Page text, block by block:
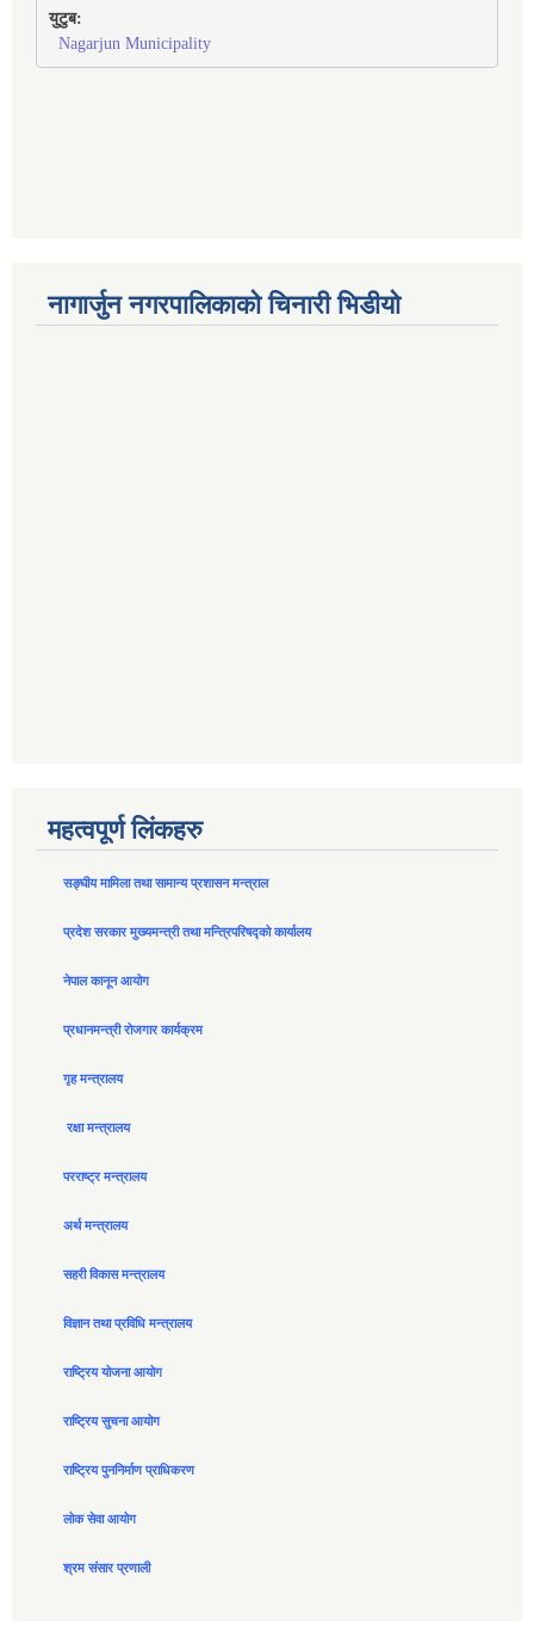
युटुब:
Nagarjun Municipality
नागार्जुन नगरपालिकाको चिनारी भिडीयो
महत्वपूर्ण लिंकहरु
सङ्घीय मामिला तथा सामान्य प्रशासन मन्त्राल
प्रदेश सरकार मुख्यमन्त्री तथा मन्त्रिपरिषद्को कार्यालय
नेपाल कानून आयोग
प्रधानमन्त्री रोजगार कार्यक्रम
गृह मन्त्रालय
रक्षा मन्त्रालय
परराष्ट्र मन्त्रालय
अर्थ मन्त्रालय
सहरी विकास मन्त्रालय
विज्ञान तथा प्रविधि मन्त्रालय
राष्ट्रिय योजना आयोग
राष्ट्रिय सुचना आयोग
राष्ट्रिय पुननिर्माण प्राधिकरण
लोक सेवा आयोग
श्रम संसार प्रणाली